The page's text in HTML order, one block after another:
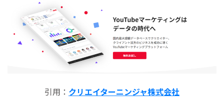
引用： クリエイターニンジャ株式会社